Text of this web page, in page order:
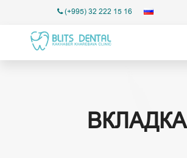
(+995) 32 222 15 16
ВКЛАДКА